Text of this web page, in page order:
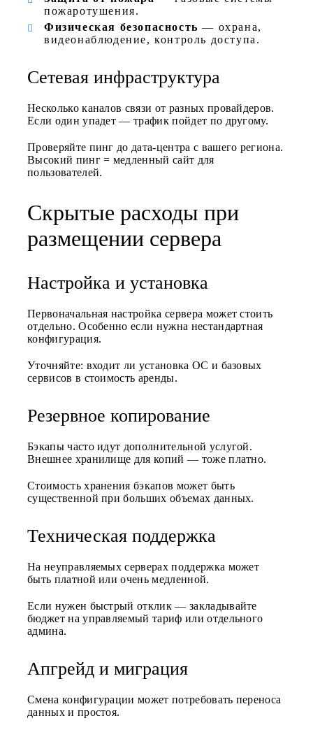
пожаротушения.
Физическая безопасность — охрана,
видеонаблюдение, контроль доступа.
Сетевая инфраструктура
Несколько каналов связи от разных провайдеров.
Если один упадет — трафик пойдет по другому.
Проверяйте пинг до дата-центра с вашего региона.
Высокий пинг = медленный сайт для
пользователей.
Скрытые расходы при
размещении сервера
Настройка и установка
Первоначальная настройка сервера может стоить
отдельно. Особенно если нужна нестандартная
конфигурация.
Уточняйте: входит ли установка ОС и базовых
сервисов в стоимость аренды.
Резервное копирование
Бэкапы часто идут дополнительной услугой.
Внешнее хранилище для копий — тоже платно.
Стоимость хранения бэкапов может быть
существенной при больших объемах данных.
Техническая поддержка
На неуправляемых серверах поддержка может
быть платной или очень медленной.
Если нужен быстрый отклик — закладывайте
бюджет на управляемый тариф или отдельного
админа.
Апгрейд и миграция
Смена конфигурации может потребовать переноса
данных и простоя.